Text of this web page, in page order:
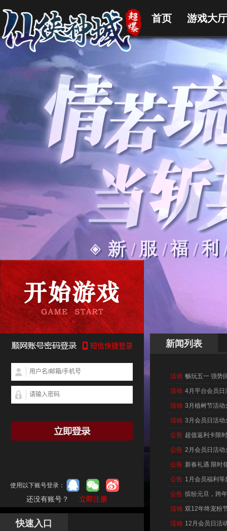
首页 游戏大厅
使用以下账号登录：
还没有账号？ 立即注册
快速入口
新闻列表
活动 畅玩五一 强势
活动 4月平台会员日
活动 3月植树节活动
活动 3月会员日活动
公告 超值返利卡限
公告 2月会员日活动
公告 新春礼遇 限时
公告 1月会员福利等
公告 缤纷元旦，跨
活动 双12年终宠粉
活动 12月会员日活